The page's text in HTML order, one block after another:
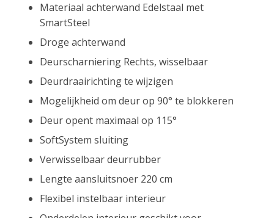
Materiaal achterwand Edelstaal met
SmartSteel
Droge achterwand
Deurscharniering Rechts, wisselbaar
Deurdraairichting te wijzigen
Mogelijkheid om deur op 90° te blokkeren
Deur opent maximaal op 115°
SoftSystem sluiting
Verwisselbaar deurrubber
Lengte aansluitsnoer 220 cm
Flexibel instelbaar interieur